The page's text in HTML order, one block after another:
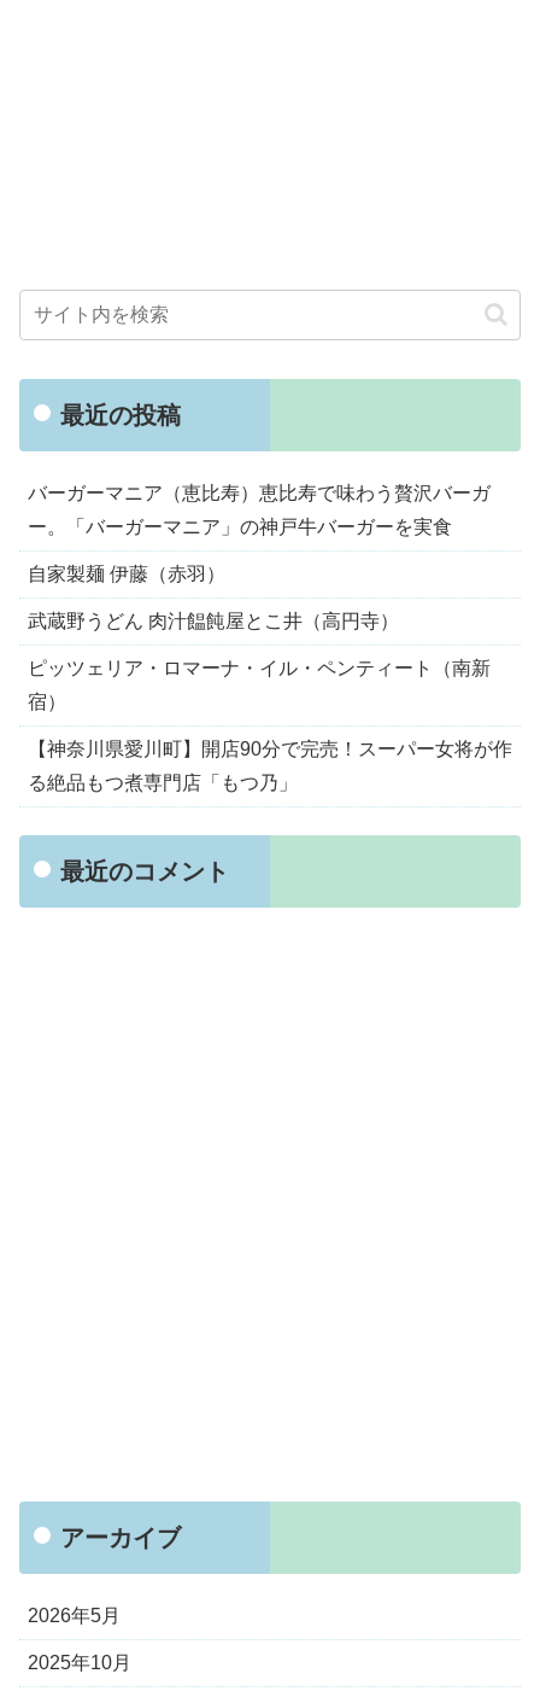
最近の投稿
バーガーマニア（恵比寿）恵比寿で味わう贅沢バーガ
ー。「バーガーマニア」の神戸牛バーガーを実食
自家製麺 伊藤（赤羽）
武蔵野うどん 肉汁饂飩屋とこ井（高円寺）
ピッツェリア・ロマーナ・イル・ペンティート（南新
宿）
【神奈川県愛川町】開店90分で完売！スーパー女将が作
る絶品もつ煮専門店「もつ乃」
最近のコメント
アーカイブ
2026年5月
2025年10月